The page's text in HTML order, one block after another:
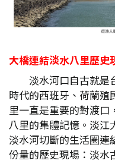
大橋連結淡水八里歷史
淡水河口自古就是
時代的西班牙、荷蘭殖
里一直是重要的對渡
八里的集體記憶。淡江
淡水河切斷的生活圈連
份量的歷史現場：淡水